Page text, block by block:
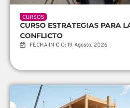
CURSOS
CURSO ESTRATEGIAS PARA
CONFLICTO
FECHA INICIO: 19 Agosto, 2026